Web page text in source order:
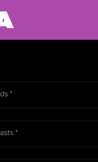
*
*